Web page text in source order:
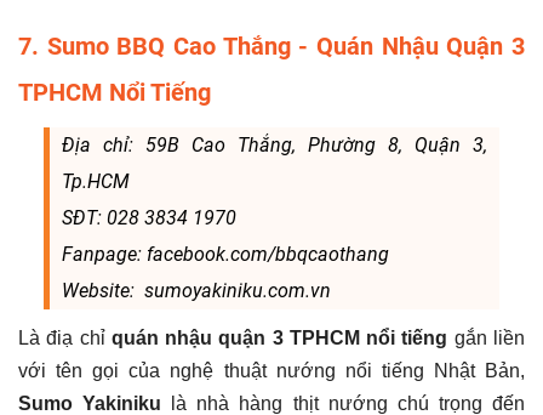
7. Sumo BBQ Cao Thắng - Quán Nhậu Quận 3
TPHCM Nổi Tiếng
Địa chỉ: 59B Cao Thắng, Phường 8, Quận 3,
Tp.HCM
SĐT: 028 3834 1970
Fanpage: facebook.com/bbqcaothang
Website: sumoyakiniku.com.vn
Là điạ chỉ quán nhậu quận 3 TPHCM nổi tiếng gắn liền
với tên gọi của nghệ thuật nướng nổi tiếng Nhật Bản,
Sumo Yakiniku là nhà hàng thịt nướng chú trọng đến